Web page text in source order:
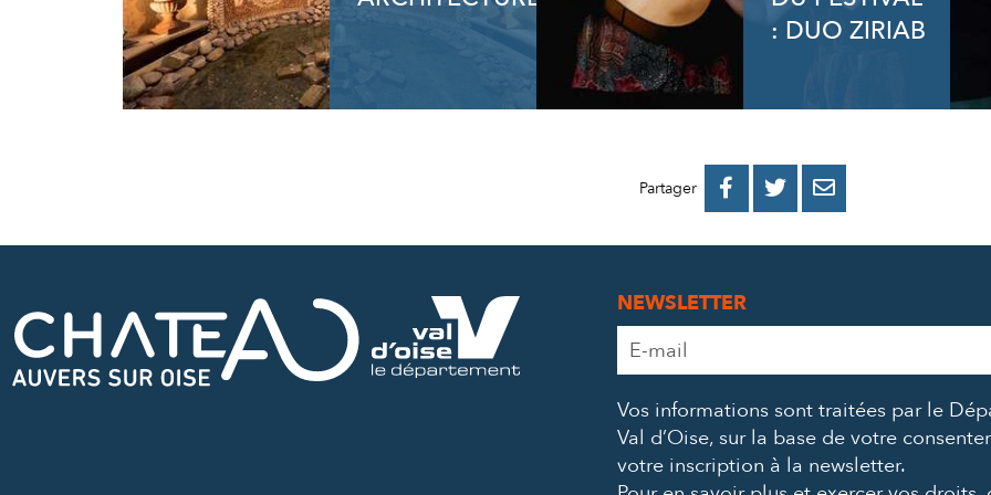
: DUO ZIRIAB
Partager 
PARTAGER
PARTAGER
PARTAGER
NEWSLETTER
Adresse
e-
*
Vos informations sont traitées par le
Val d’Oise, sur la base de votre
votre inscription à la newsletter.